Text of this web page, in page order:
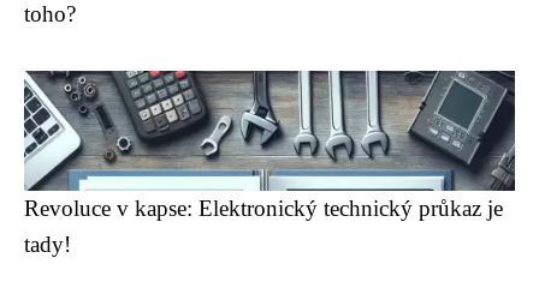
toho?
Revoluce v kapse: Elektronický technický průkaz je
tady!